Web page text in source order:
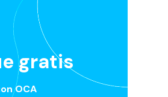
gratis
OCA